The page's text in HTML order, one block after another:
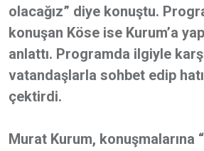
olacağız” diye konuştu.
konuşan Köse ise Kurum’a
anlattı. Programda ilgiyle
vatandaşlarla sohbet edip
çektirdi.
Murat Kurum, konuşmalarına